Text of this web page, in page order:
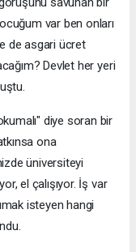
var ben onları
de asgari ücret
Devlet her yeri
diye soran bir
ona
üniversiteyi
el çalışıyor. İş var
isteyen hangi